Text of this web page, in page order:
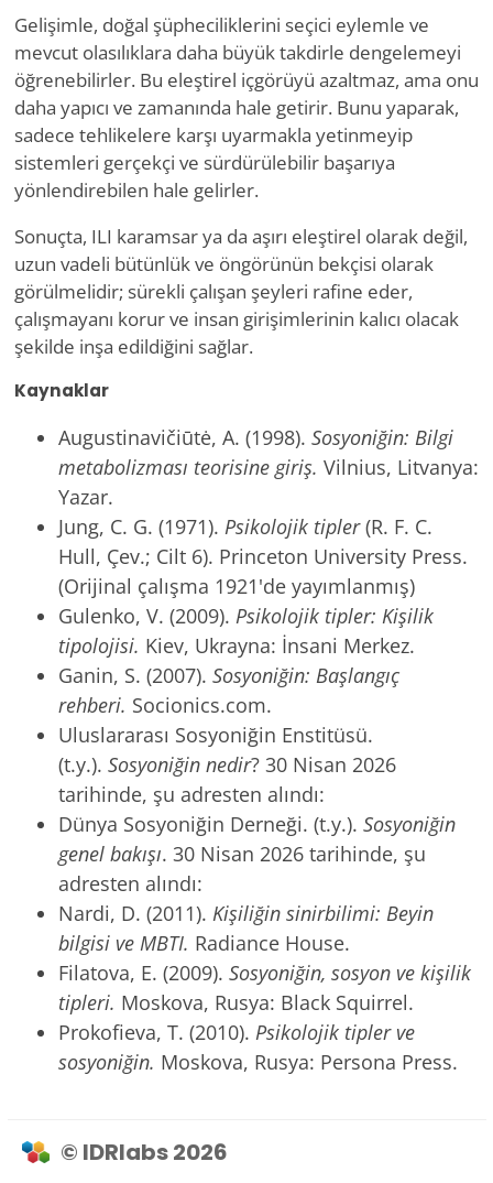
Gelişimle, doğal şüpheciliklerini seçici eylemle ve
mevcut olasılıklara daha büyük takdirle dengelemeyi
öğrenebilirler. Bu eleştirel içgörüyü azaltmaz, ama onu
daha yapıcı ve zamanında hale getirir. Bunu yaparak,
sadece tehlikelere karşı uyarmakla yetinmeyip
sistemleri gerçekçi ve sürdürülebilir başarıya
yönlendirebilen hale gelirler.
Sonuçta, ILI karamsar ya da aşırı eleştirel olarak değil,
uzun vadeli bütünlük ve öngörünün bekçisi olarak
görülmelidir; sürekli çalışan şeyleri rafine eder,
çalışmayanı korur ve insan girişimlerinin kalıcı olacak
şekilde inşa edildiğini sağlar.
Kaynaklar
Augustinavičiūtė, A. (1998). Sosyoniğin: Bilgi
metabolizması teorisine giriş. Vilnius, Litvanya:
Yazar.
Jung, C. G. (1971). Psikolojik tipler (R. F. C.
Hull, Çev.; Cilt 6). Princeton University Press.
(Orijinal çalışma 1921'de yayımlanmış)
Gulenko, V. (2009). Psikolojik tipler: Kişilik
tipolojisi. Kiev, Ukrayna: İnsani Merkez.
Ganin, S. (2007). Sosyoniğin: Başlangıç
rehberi. Socionics.com.
Uluslararası Sosyoniğin Enstitüsü.
(t.y.). Sosyoniğin nedir? 30 Nisan 2026
tarihinde, şu adresten alındı:
Dünya Sosyoniğin Derneği. (t.y.). Sosyoniğin
genel bakışı. 30 Nisan 2026 tarihinde, şu
adresten alındı:
Nardi, D. (2011). Kişiliğin sinirbilimi: Beyin
bilgisi ve MBTI. Radiance House.
Filatova, E. (2009). Sosyoniğin, sosyon ve kişilik
tipleri. Moskova, Rusya: Black Squirrel.
Prokofieva, T. (2010). Psikolojik tipler ve
sosyoniğin. Moskova, Rusya: Persona Press.
© IDRlabs 2026